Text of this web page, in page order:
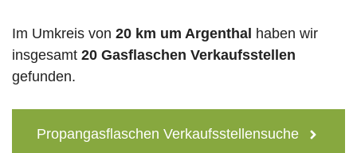
Im Umkreis von 20 km um Argenthal haben wir
insgesamt 20 Gasflaschen Verkaufsstellen
gefunden.
Propangasflaschen Verkaufsstellensuche